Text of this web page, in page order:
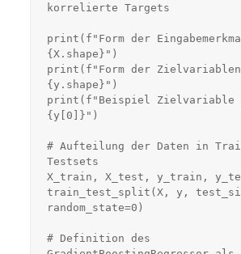
korrelierte Targets
print(f"Form der
{X.shape}")
print(f"Form der
{y.shape}")
print(f"Beispiel Zielvariable
{y[0]}")
# Aufteilung der Daten in
Testsets
X_train, X_test, y_train,
train_test_split(X, y,
random_state=0)
# Definition des